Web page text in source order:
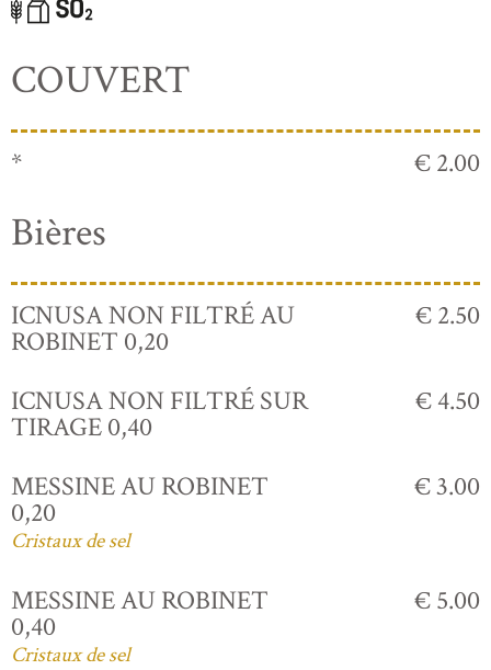
COUVERT
* € 2.00
Bières
ICNUSA NON FILTRÉ AU
ROBINET 0,20
€ 2.50
ICNUSA NON FILTRÉ SUR
TIRAGE 0,40
€ 4.50
MESSINE AU ROBINET
0,20
Cristaux de sel
€ 3.00
MESSINE AU ROBINET
0,40
Cristaux de sel
€ 5.00